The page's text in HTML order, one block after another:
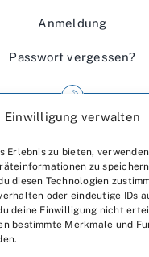
Einwilligung verwalten
Erlebnis zu bieten,
zu
diesen Technologien
oder eindeutige IDs
deine Einwilligung nicht
bestimmte Merkmale und
Anmeldung
Passwort vergessen?
Wir über uns
Kontakt
Datenschutzerklärung